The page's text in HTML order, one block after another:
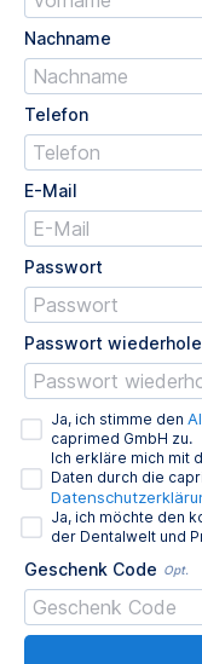
Nachname
Telefon
E-Mail
Passwort
Passwort
Ja, ich stimme den
caprimed GmbH zu.
Ich erkläre mich mit
Daten durch die
Ja, ich möchte den
der Dentalwelt und
Geschenk Code Opt.